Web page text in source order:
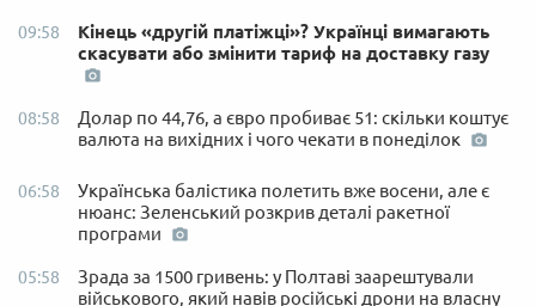
09:58
Кінець «другій платіжці»? Українці вимагають
скасувати або змінити тариф на доставку газу
08:58
Долар по 44,76, а євро пробиває 51: скільки коштує
валюта на вихідних і чого чекати в понеділок
06:58
Українська балістика полетить вже восени, але є
нюанс: Зеленський розкрив деталі ракетної
програми
05:58
Зрада за 1500 гривень: у Полтаві заарештували
військового, який навів російські дрони на власну